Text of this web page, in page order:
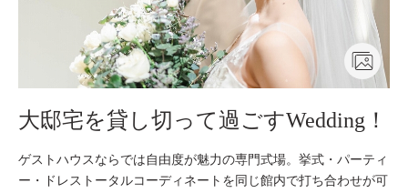
大邸宅を貸し切って過ごすWedding！
ゲストハウスならでは自由度が魅力の専門式場。挙式・パーティ
ー・ドレストータルコーディネートを同じ館内で打ち合わせが可